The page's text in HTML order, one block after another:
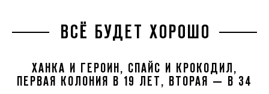
ВСЁ БУДЕТ ХОРОШО
ХАНКА И ГЕРОИН, СПАЙС И КРОКОДИЛ,
ПЕРВАЯ КОЛОНИЯ В 19 ЛЕТ, ВТОРАЯ — В 34